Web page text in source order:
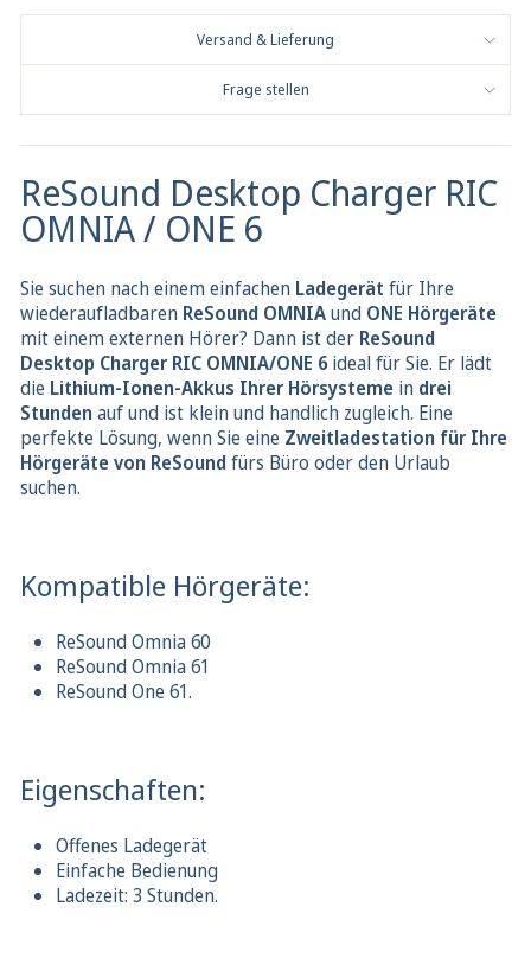
Versand & Lieferung
Frage stellen
ReSound Desktop Charger RIC
OMNIA / ONE 6
Sie suchen nach einem einfachen Ladegerät für Ihre
wiederaufladbaren ReSound OMNIAund ONE Hörgeräte
mit einem externen Hörer? Dann ist der ReSound
Desktop Charger RIC OMNIA/ONE 6 ideal für Sie. Er lädt
die Lithium-Ionen-Akkus Ihrer Hörsysteme in drei
Stunden auf und ist klein und handlich zugleich. Eine
perfekte Lösung, wenn Sie eine Zweitladestation für Ihre
Hörgeräte von ReSound fürs Büro oder den Urlaub
suchen.
Kompatible Hörgeräte:
ReSound Omnia 60
ReSound Omnia 61
ReSound One 61.
Eigenschaften:
Offenes Ladegerät
Einfache Bedienung
Ladezeit: 3 Stunden.